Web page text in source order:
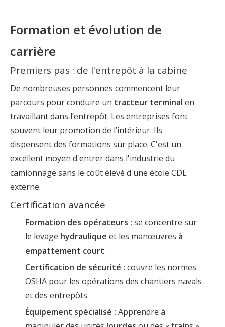
Formation et évolution de
carrière
Premiers pas : de l'entrepôt à la cabine
De nombreuses personnes commencent leur
parcours pour conduire un tracteur terminal en
travaillant dans l’entrepôt. Les entreprises font
souvent leur promotion de l’intérieur. Ils
dispensent des formations sur place. C'est un
excellent moyen d'entrer dans l'industrie du
camionnage sans le coût élevé d'une école CDL
externe.
Certification avancée
Formation des opérateurs : se concentre sur
le levage hydraulique et les manœuvres à
empattement court .
Certification de sécurité : couvre les normes
OSHA pour les opérations des chantiers navals
et des entrepôts.
Équipement spécialisé : Apprendre à